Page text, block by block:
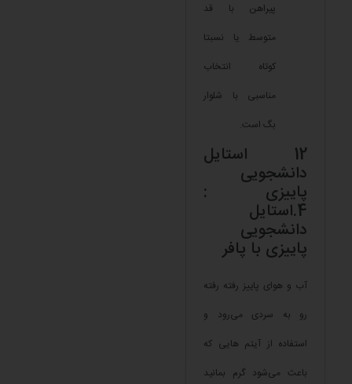
پیراهن با قد
متوسط یا نسبتا
کوتاه انتخاب
مناسبی با شلوار
بگ است.
12 استایل
دانشجویی
پاییزی :
4.استایل
دانشجویی
پاییزی با پافر
آب و هوای پاییز رفته رفته
رو به سردی می‌رود و
استفاده از آیتم هایی که
باعث می‌شود گرم بمانید